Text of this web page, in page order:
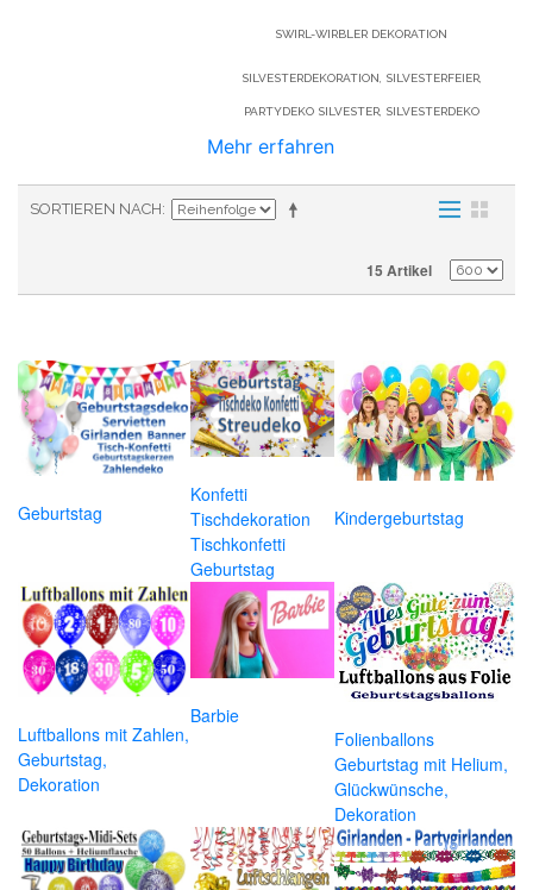
SWIRL-WIRBLER DEKORATION
SILVESTERDEKORATION, SILVESTERFEIER,
PARTYDEKO SILVESTER, SILVESTERDEKO
Mehr erfahren
SORTIEREN NACH
15 Artikel
Geburtstag
Konfetti
Tischdekoration
Tischkonfetti
Geburtstag
Kindergeburtstag
Luftballons mit Zahlen,
Geburtstag,
Dekoration
Barbie
Folienballons
Geburtstag mit Helium,
Glückwünsche,
Dekoration